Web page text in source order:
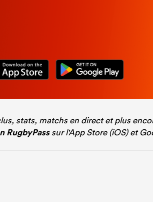
stats, matchs en direct et plus
RugbyPasssur l'App Store (iOS) et